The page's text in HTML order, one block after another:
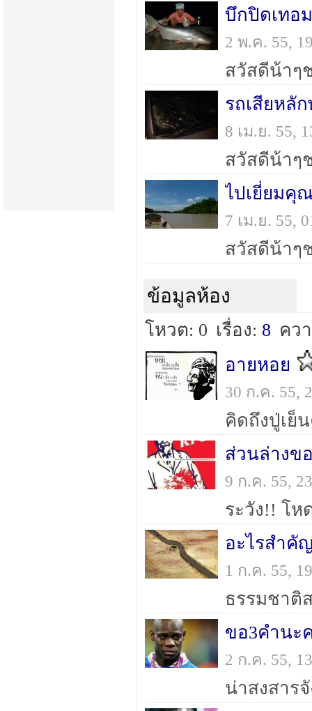
บึกปิดเทอ
2 พ.ค. 55,
รถเสียหลั
8 เม.ย. 55,
ไปเยี่ยมคุ
7 เม.ย. 55,
ข้อมูลห้อง
โหวต: 0 เรื่อง: 8 คว
อายหอย
30 ก.ค. 55,
คิดถึงปู่เย็
ส่วนล่างข
9 ก.ค. 55,
ระวัง!! โห
อะไรสำคั
1 ก.ค. 55,
ธรรมชาติ
ขอ3คำนะ
2 ก.ค. 55,
น่าสงสาร